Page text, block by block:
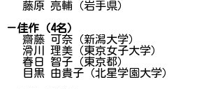
藤原 亮輔（岩手県）
－佳作（4名）
齋藤 可奈（新潟大学）
滑川 理美（東京女子大学）
春日 智子（東京都）
目黒 由貴子（北星学園大学）